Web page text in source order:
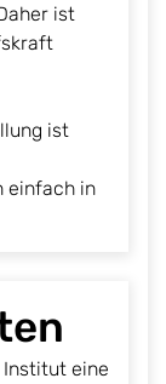
ist
ist
einfach in
Institut eine